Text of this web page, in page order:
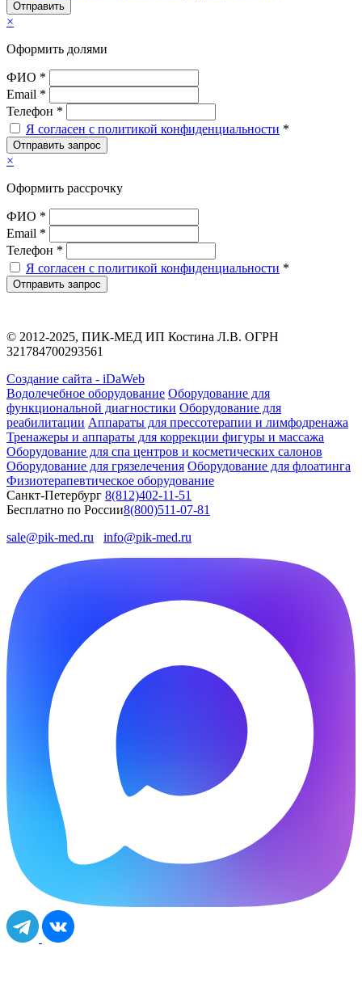
Отправить
×
Оформить долями
ФИО *
Email *
Телефон *
Я согласен с политикой конфиденциальности *
Отправить запрос
×
Оформить рассрочку
ФИО *
Email *
Телефон *
Я согласен с политикой конфиденциальности *
Отправить запрос
© 2012-2025, ПИК-МЕД ИП Костина Л.В. ОГРН
321784700293561
Создание сайта - iDaWeb
Водолечебное оборудование Оборудование для
функциональной диагностики Оборудование для
реабилитации Аппараты для прессотерапии и лимфодренажа
Тренажеры и аппараты для коррекции фигуры и массажа
Оборудование для спа центров и косметических салонов
Оборудование для грязелечения Оборудование для флоатинга
Физиотерапевтическое оборудование
Санкт-Петербург 8(812)402-11-51
Бесплатно по России8(800)511-07-81
sale@pik-med.ru
info@pik-med.ru